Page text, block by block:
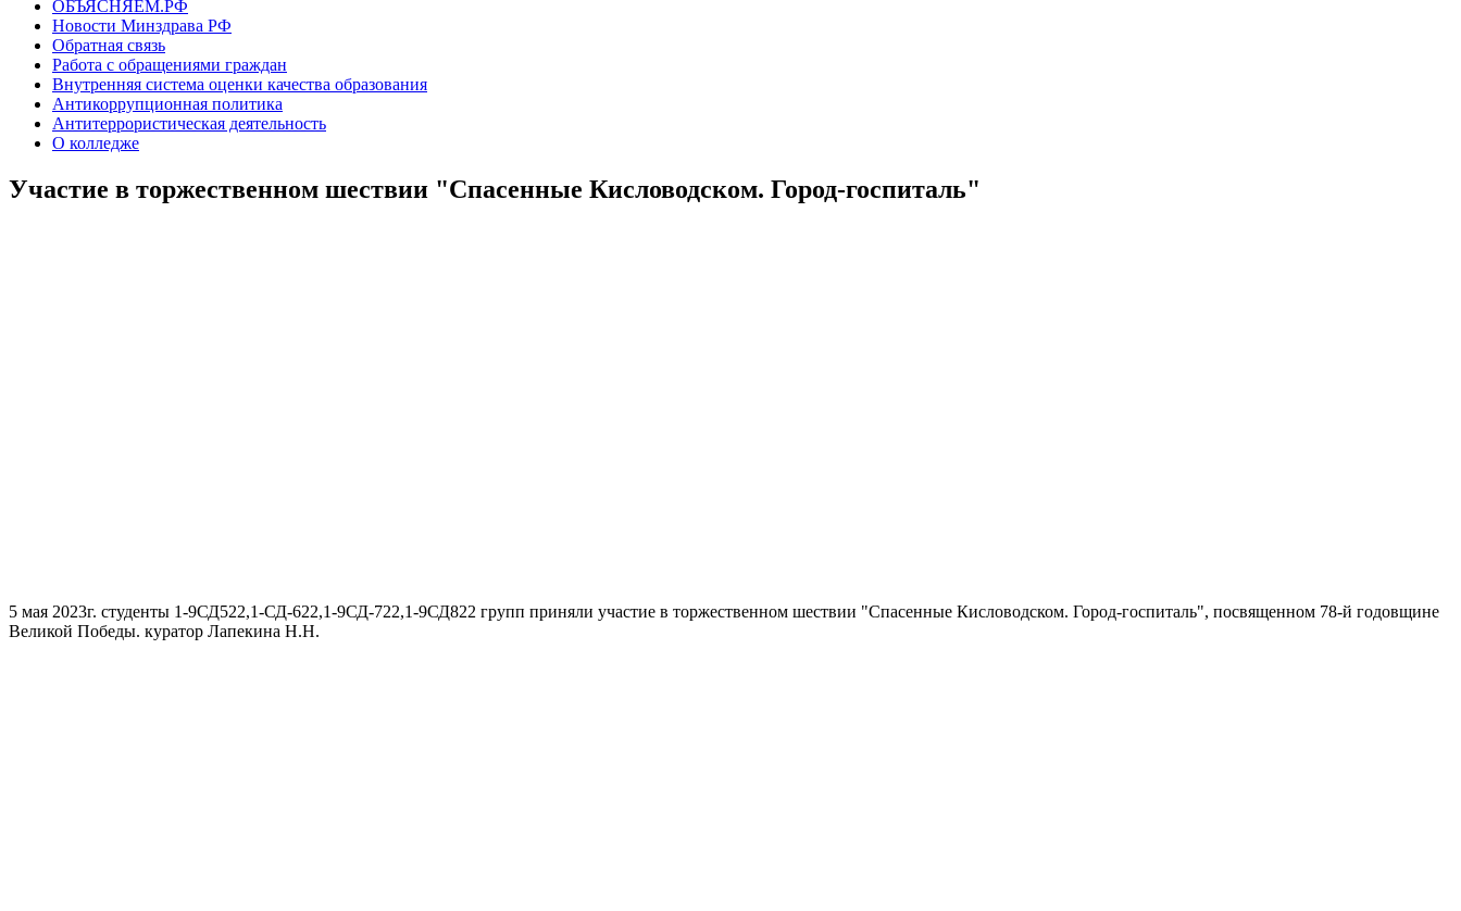
ОБЪЯСНЯЕМ.РФ
Новости Минздрава РФ
Обратная связь
Работа с обращениями граждан
Внутренняя система оценки качества образования
Антикоррупционная политика
Антитеррористическая деятельность
О колледже
Участие в торжественном шествии "Спасенные Кисловодском. Город-госпиталь"
5 мая 2023г. студенты 1-9СД522,1-СД-622,1-9СД-722,1-9СД822 групп приняли участие в торжественном шествии "Спасенные Кисловодском. Город-госпиталь", посвященном 78-й годовщине
Великой Победы. куратор Лапекина Н.Н.